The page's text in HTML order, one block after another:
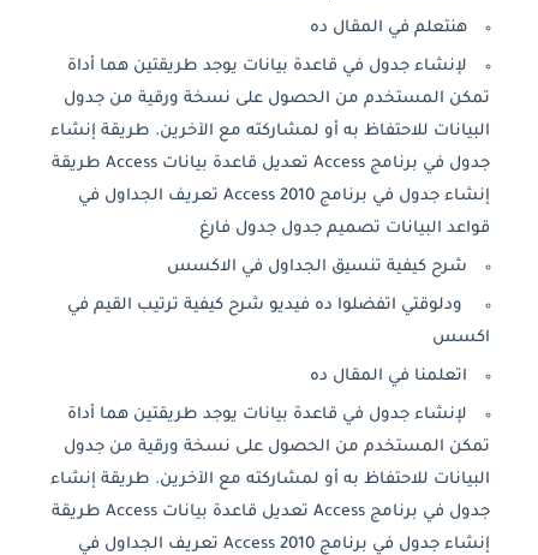
هنتعلم في المقال ده
لإنشاء جدول في قاعدة بيانات يوجد طريقتين هما أداة
تمكن المستخدم من الحصول على نسخة ورقية من جدول
البيانات للاحتفاظ به أو لمشاركته مع الآخرين. طريقة إنشاء
جدول في برنامج Access تعديل قاعدة بيانات Access طريقة
إنشاء جدول في برنامج Access 2010 تعريف الجداول في
قواعد البيانات تصميم جدول جدول فارغ
شرح كيفية تنسيق الجداول في الاكسس
ودلوقتي اتفضلوا ده فيديو شرح كيفية ترتيب القيم في
اكسس
اتعلمنا في المقال ده
لإنشاء جدول في قاعدة بيانات يوجد طريقتين هما أداة
تمكن المستخدم من الحصول على نسخة ورقية من جدول
البيانات للاحتفاظ به أو لمشاركته مع الآخرين. طريقة إنشاء
جدول في برنامج Access تعديل قاعدة بيانات Access طريقة
إنشاء جدول في برنامج Access 2010 تعريف الجداول في